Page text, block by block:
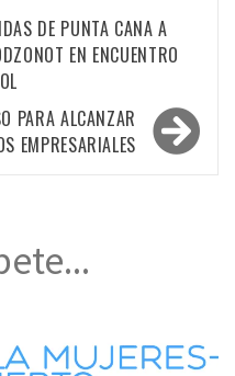
DE PUNTA CANA A
EN ENCUENTRO
PARA ALCANZAR
EMPRESARIALES